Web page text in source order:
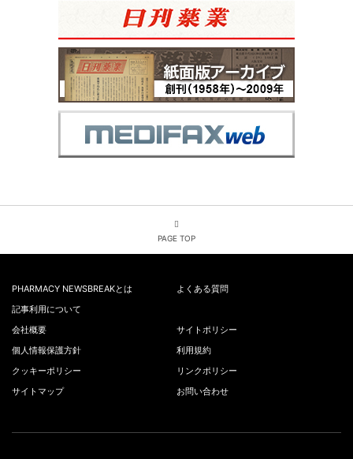
PAGE TOP
PHARMACY NEWSBREAKとは
よくある質問
記事利用について
会社概要
サイトポリシー
個人情報保護方針
利用規約
クッキーポリシー
リンクポリシー
サイトマップ
お問い合わせ